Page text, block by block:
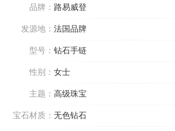
品牌： 路易威登
发源地： 法国品牌
型号： 钻石手链
性别： 女士
主题： 高级珠宝
宝石材质： 无色钻石